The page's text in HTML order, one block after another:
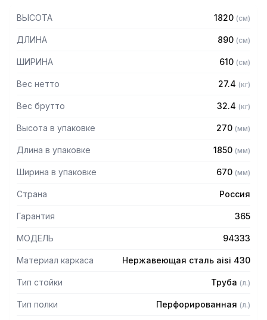
430 толщиной 1,2 мм
— Четыре перфорированные полки из нержавеющей
стали марки AISI 304 толщиной 0,8 мм
— Расстояние между полками регулируемое с шагом 120
— Регулируемые опоры
ВЫСОТА 1820 (см)
ДЛИНА 890 (см)
ШИРИНА 610 (см)
Вес нетто 27.4 (кг)
Вес брутто 32.4 (кг)
Высота в упаковке 270 (мм)
Длина в упаковке 1850 (мм)
Ширина в упаковке 670 (мм)
Страна Россия
Гарантия 365
МОДЕЛЬ 94333
Материал каркаса Нержавеющая сталь aisi 430
Тип стойки Труба (л.)
Тип полки Перфорированная (л.)